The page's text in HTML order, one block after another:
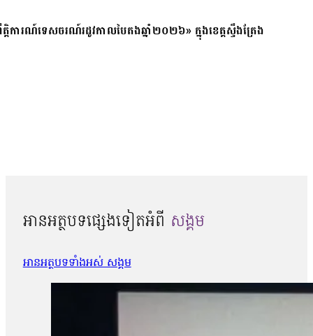
ារណ៍ទេសចរណ៍រដូវកាលបៃតងឆ្នាំ២០២៦» ក្នុងខេត្តស្ទឹងត្រែង
អានអត្ថបទផ្សេងទៀតអំពី សង្គម
អានអត្ថបទទាំងអស់ សង្គម